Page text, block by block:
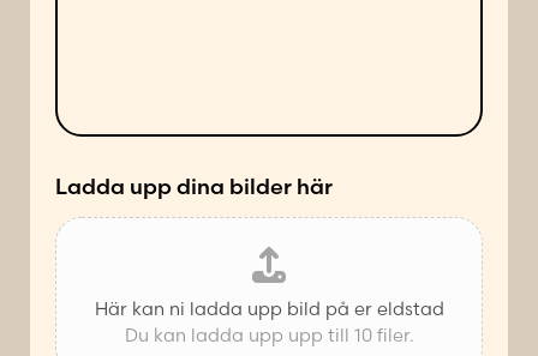
t
*
d
e
Ladda upp dina bilder här
Här kan ni ladda upp bild på er eldstad
Du kan ladda upp upp till 10 filer.